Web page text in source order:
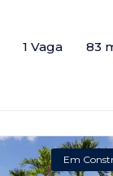
1 Vaga 83
Em